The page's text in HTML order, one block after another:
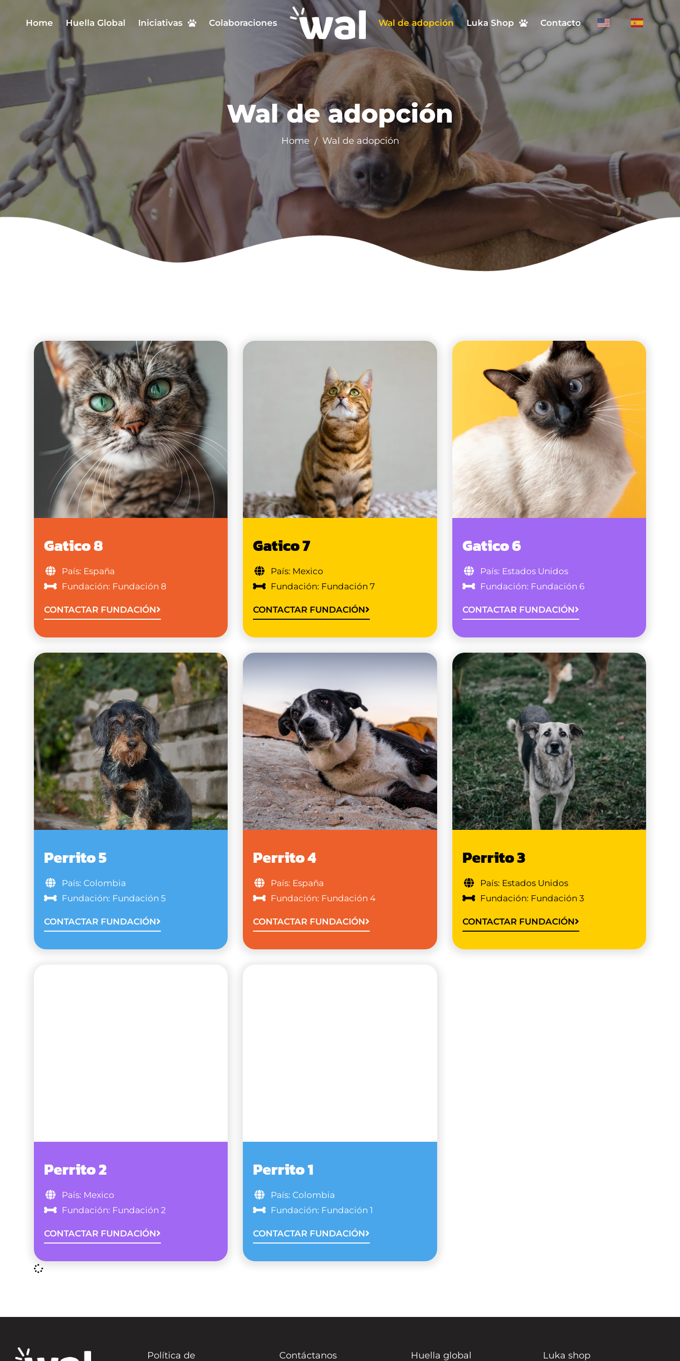
Home Huella Global Iniciativas Colaboraciones Wal de adopción Luka Shop Contacto
Wal de adopción
Home Wal de adopción
Gatico 8
País: España
Fundación: Fundación 8
CONTACTAR FUNDACIÓN
Gatico 7
País: Mexico
Fundación: Fundación 7
CONTACTAR FUNDACIÓN
Gatico 6
País: Estados Unidos
Fundación: Fundación 6
CONTACTAR FUNDACIÓN
Perrito 5
País: Colombia
Fundación: Fundación 5
CONTACTAR FUNDACIÓN
Perrito 4
País: España
Fundación: Fundación 4
CONTACTAR FUNDACIÓN
Perrito 3
País: Estados Unidos
Fundación: Fundación 3
CONTACTAR FUNDACIÓN
Perrito 2
País: Mexico
Fundación: Fundación 2
CONTACTAR FUNDACIÓN
Perrito 1
País: Colombia
Fundación: Fundación 1
CONTACTAR FUNDACIÓN
Política de Contáctanos Huella global Luka shop